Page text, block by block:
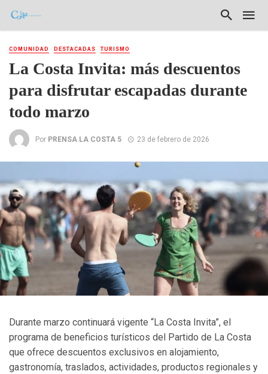
COMUNIDAD DESTACADAS TURISMO
La Costa Invita: más descuentos
para disfrutar escapadas durante
todo marzo
Por PRENSA LA COSTA 5 23 de febrero de 2026
Durante marzo continuará vigente “La Costa Invita”, el
programa de beneficios turísticos del Partido de La Costa
que ofrece descuentos exclusivos en alojamiento,
gastronomía, traslados, actividades, productos regionales y